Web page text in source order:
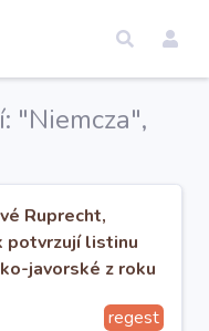
"Niemcza",
Ruprecht,
potvrzují listinu
javorské z roku
regest